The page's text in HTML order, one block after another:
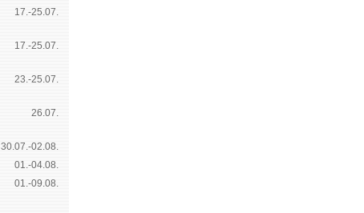
17.-25.07.
17.-25.07.
23.-25.07.
26.07.
30.07.-02.08.
01.-04.08.
01.-09.08.